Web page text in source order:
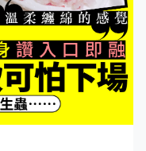
兒子並非肌肉拉傷如
麻煩」。 驚揭患癌
媽媽拒絕離開醫
身檢查，最終揭發兒
到癌症第四期。醫生
到他的淋巴結和骨
療，過程相當艱辛。
此以自身經歷向各